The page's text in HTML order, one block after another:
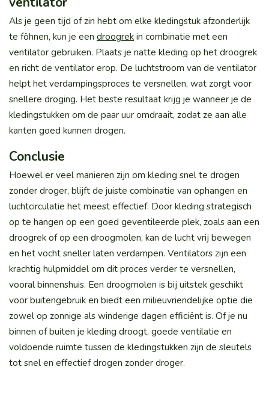
Als je geen tijd of zin hebt om elke kledingstuk afzonderlijk
te föhnen, kun je een droogrekin combinatie met een
ventilator gebruiken. Plaats je natte kleding op het droogrek
en richt de ventilator erop. De luchtstroom van de ventilator
helpt het verdampingsproces te versnellen, wat zorgt voor
snellere droging. Het beste resultaat krijg je wanneer je de
kledingstukken om de paar uur omdraait, zodat ze aan alle
kanten goed kunnen drogen.
Conclusie
Hoewel er veel manieren zijn om kleding snel te drogen
zonder droger, blijft de juiste combinatie van ophangen en
luchtcirculatie het meest effectief. Door kleding strategisch
op te hangen op een goed geventileerde plek, zoals aan een
droogrek of op een droogmolen, kan de lucht vrij bewegen
en het vocht sneller laten verdampen. Ventilators zijn een
krachtig hulpmiddel om dit proces verder te versnellen,
vooral binnenshuis. Een droogmolen is bij uitstek geschikt
voor buitengebruik en biedt een milieuvriendelijke optie die
zowel op zonnige als winderige dagen efficiënt is. Of je nu
binnen of buiten je kleding droogt, goede ventilatie en
voldoende ruimte tussen de kledingstukken zijn de sleutels
tot snel en effectief drogen zonder droger.